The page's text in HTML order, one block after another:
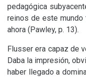
pedagógica
reinos de este
ahora (Pawley, p. 13).
Flusser era capaz de
Daba la impresión,
haber llegado a